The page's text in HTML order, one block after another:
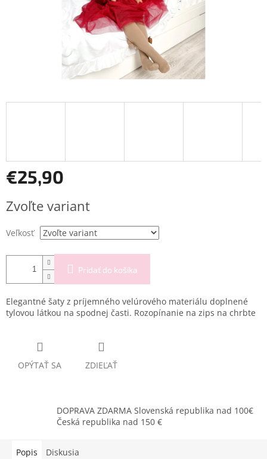
€25,90
cena:
Zvoľte variant
Veľkosť
Pridať do košíka
Elegantné šaty z príjemného velúrového materiálu doplnené
tylovou látkou na spodnej časti. Rozopínanie na zips na chrbte
OPÝTAŤ SA ZDIEĽAŤ
DOPRAVA ZDARMA Slovenská republika nad 100€
Česká republika nad 150 €
Popis Diskusia